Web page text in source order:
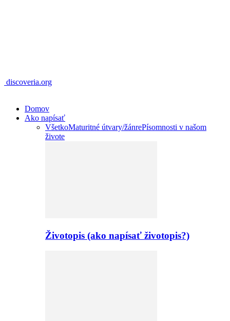
discoveria.org
Domov
Ako napísať
VšetkoMaturitné útvary/žánrePísomnosti v našom
živote
Životopis (ako napísať životopis?)